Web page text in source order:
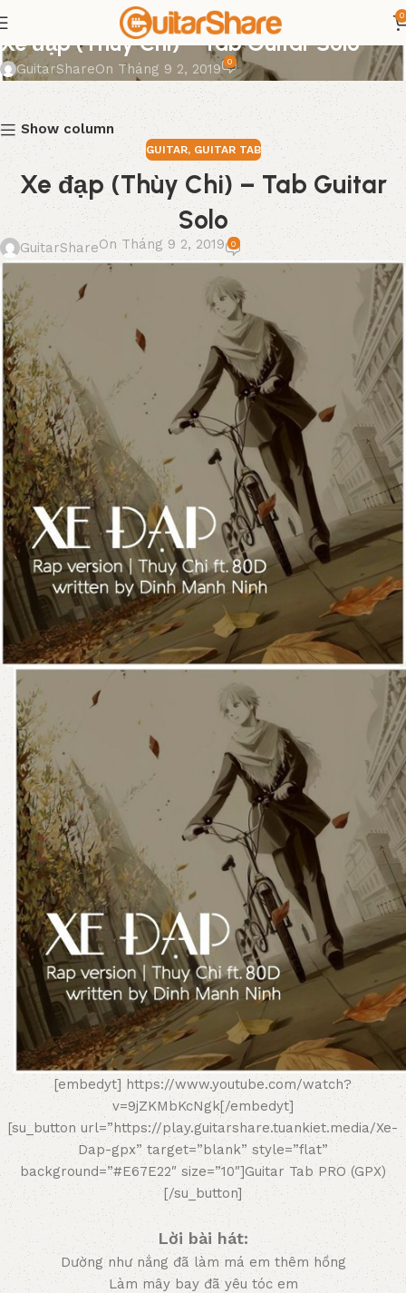
0
GUITAR
Xe đạp (Thùy Chi) – Tab Guitar Solo
GuitarShareOn Tháng 9 2, 2019 0
Show column
GUITAR, GUITAR TAB
Xe đạp (Thùy Chi) – Tab Guitar
Solo
GuitarShareOn Tháng 9 2, 2019 0
[embedyt] https://www.youtube.com/watch?
v=9jZKMbKcNgk[/embedyt]
[su_button url=”https://play.guitarshare.tuankiet.media/Xe-
Dap-gpx” target=”blank” style=”flat”
background=”#E67E22″ size=”10″]Guitar Tab PRO (GPX)
[/su_button]
Lời bài hát:
Dường như nắng đã làm má em thêm hồng
Làm mây bay đã yêu tóc em